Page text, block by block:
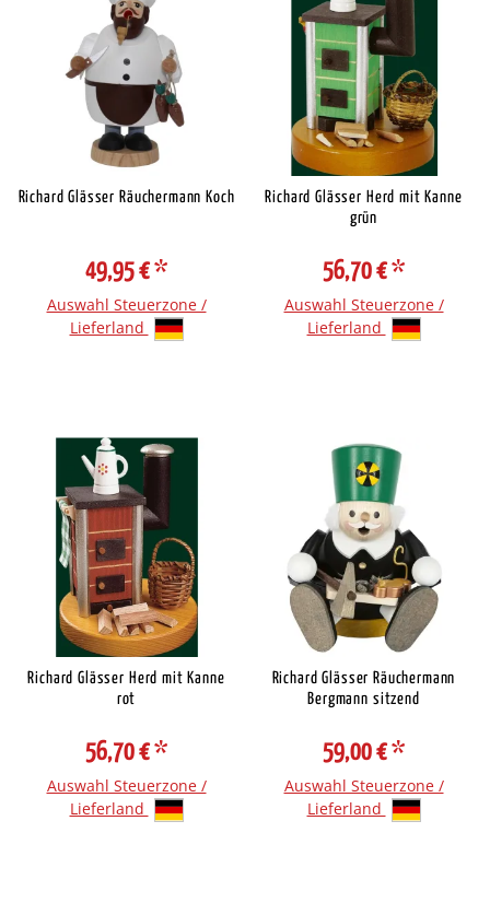
Richard Glässer Räuchermann Koch
49,95 €*
Auswahl Steuerzone /
Lieferland
Richard Glässer Herd mit Kanne
grün
56,70 €*
Auswahl Steuerzone /
Lieferland
Richard Glässer Herd mit Kanne
rot
56,70 €*
Auswahl Steuerzone /
Lieferland
Richard Glässer Räuchermann
Bergmann sitzend
59,00 €*
Auswahl Steuerzone /
Lieferland